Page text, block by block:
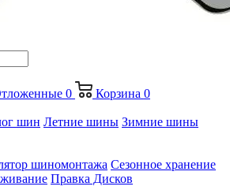
0 Корзина 0
шин Летние шины Зимние шины
шиномонтажа Сезонное хранение
Правка Дисков